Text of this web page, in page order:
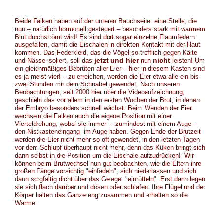
Beide Falken haben auf der unteren Bauchseite eine Stelle, die
nun – natürlich hormonell gesteuert – besonders stark mit warmem
Blut durchströmt wird! Es sind dort sogar einzelne Flaumfedern
ausgefallen, damit die Eischalen in direkten Kontakt mit der Haut
kommen. Das Federkleid, das die Vögel so trefflich gegen Kälte
und Nässe isoliert, soll das jetzt und hiernun nichtleisten! Um
ein gleichmäßiges Bebrüten aller Eier – hier in diesem Kasten sind
es ja meist vier! – zu erreichen, werden die Eier etwa alle ein bis
zwei Stunden mit dem Schnabel gewendet. Nach unseren
Beobachtungen, seit 2000 hier über die Videoaufzeichnung,
geschieht das vor allem in den ersten Wochen der Brut, in denen
der Embryo besonders schnell wächst. Beim Wenden der Eier
wechseln die Falken auch die eigene Position mit einer
Vierteldrehung, wobei sie immer – zumindest mit einem Auge –
den Nistkasteneingang im Auge haben. Gegen Ende der Brutzeit
werden die Eier nicht mehr so oft gewendet, in den letzten Tagen
vor dem Schlupf überhaupt nicht mehr, denn das Küken bringt sich
dann selbst in die Position um die Eischale aufzudrücken! Wir
können beim Brutwechsel nun gut beobachten, wie die Eltern ihre
großen Fänge vorsichtig "einfädeln", sich niederlassen und sich
dann sorgfältig dicht über das Gelege "einrütteln". Erst dann legen
sie sich flach darüber und dösen oder schlafen. Ihre Flügel und der
Körper halten das Ganze eng zusammen und erhalten so die
Wärme.